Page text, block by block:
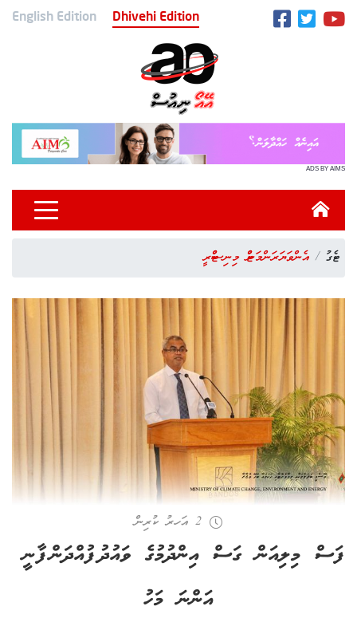
English Edition Dhivehi Edition
ADS BY AIMS
ޓެގު އެންވަޔަރަންމަންޓް މިނިސްޓްރީ
2 އަހރު ކުރިން
ފަސް މިލިއަން ގަސް އިންދުމުގެ ވައުދު ފުއްދަން ފާނީ
އަންނަ މަހު